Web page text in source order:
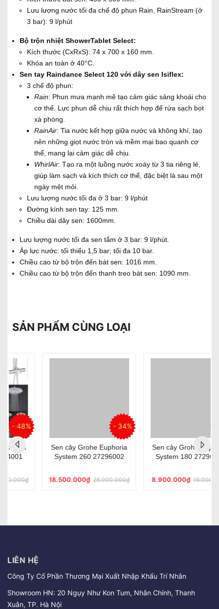
Lưu lượng nước tối đa chế độ phun Rain, RainStream (ở
3 bar): 9 l/phút
Bộ trộn nhiệt ShowerTablet Select:
Kích thước (CxRxS): 74 x 700 x 160 mm.
Khóa an toàn ở 40°C.
Sen tay Raindance Select 120 với dây sen Isiflex:
3 chế độ phun:
Rain: Phun mưa mạnh mẽ tạo cảm giác sảng khoái cho
cơ thể. Lực phun dễ chịu rất thích hợp để rửa sạch bọt
xà phòng.
RainAir: Tia nước kết hợp giữa nước và không khí, tạo
nên những giọt nước tròn và mềm mại bao quanh cơ
thể, mang lại cảm giác dễ chịu.
WhirlAir: Tạo ra một luồng nước xoáy từ 3 tia riêng lẻ,
giúp làm sạch và kích thích cơ thể, đặc biệt là sau một
ngày mệt mỏi.
Lưu lượng nước tối đa ở 3 bar: 9 l/phút
Đường kính sen tay: 125 mm.
Chiều dài dây sen: 1600mm.
Lưu lượng nước tối đa sen tắm ở 3 bar: 9 l/phút.
Áp lực nước: tối thiểu 1,5 bar; tối đa 10 bar.
Chiều cao từ bộ trộn đến bát sen: 1016 mm.
Chiều cao từ bộ trộn đến thanh treo bát sen: 1090 mm.
SẢN PHẨM CÙNG LOẠI
Sen cây Grohe Euphoria
System 260 27296002
18.500.000₫28.000.000₫
Sen cây Grohe Euphoria
System 180 27296001
8.900.000₫16.000.000₫
LIÊN HỆ
Công Ty Cổ Phần Thương Mại Xuất Nhập Khẩu Trí Nhân
Showroom HN: 20 Ngụy Như Kon Tum, Nhân Chính, Thanh
Xuân, TP. Hà Nội